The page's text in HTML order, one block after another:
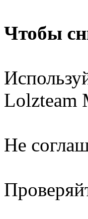
Чтобы
Lolzteam
Не